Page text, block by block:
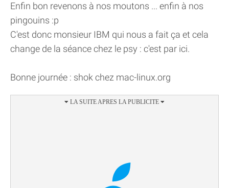
Enfin bon revenons à nos moutons ... enfin à nos
pingouins :p
C'est donc monsieur IBM qui nous a fait ça et cela
change de la séance chez le psy : c'est par ici.
Bonne journée : shok chez mac-linux.org